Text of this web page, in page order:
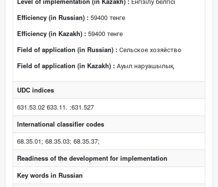
Efficiency (in Russian) : 59400 тенге
Efficiency (in Kazakh) : 59400 тенге
Field of application (in Russian) : Сельское хозяйство
Field of application (in Kazakh) : Ауыл наруашылық
UDC indices
631.53.02 633.11. :631.527
International classifier codes
68.35.01; 68.35.03; 68.35.37;
Readiness of the development for implementation
Key words in Russian